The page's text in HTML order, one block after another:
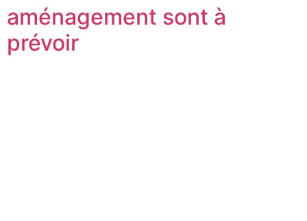
aménagement sont à
prévoir